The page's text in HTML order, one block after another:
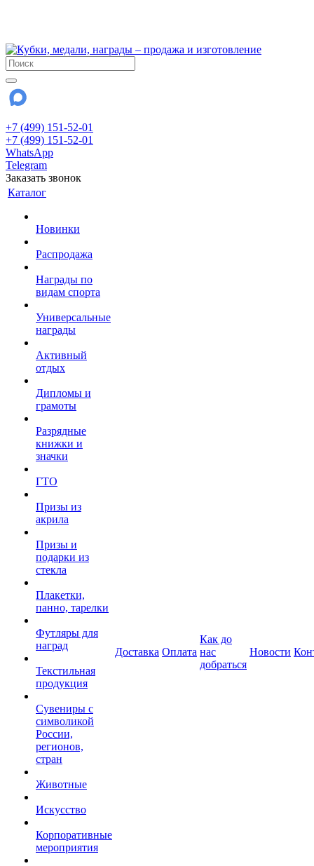
+7 (499) 151-52-01
+7 (499) 151-52-01
WhatsApp
Telegram
Заказать звонок
Каталог
Новинки
Распродажа
Награды по
видам спорта
Универсальные
награды
Активный
отдых
Дипломы и
грамоты
Разрядные
книжки и
значки
ГТО
Призы из
акрила
Призы и
подарки из
стекла
Плакетки,
панно, тарелки
Футляры для
наград
Текстильная
продукция
Сувениры с
символикой
России,
регионов,
стран
Животные
Искусство
Корпоративные
мероприятия
Доставка Оплата
Как до
нас
добраться
Новости